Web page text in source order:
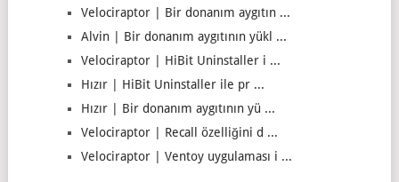
Velociraptor | Bir donanım aygıtın ...
Alvin | Bir donanım aygıtının yükl ...
Velociraptor | HiBit Uninstaller i ...
Hızır | HiBit Uninstaller ile pr ...
Hızır | Bir donanım aygıtının yü ...
Velociraptor | Recall özelliğini d ...
Velociraptor | Ventoy uygulaması i ...